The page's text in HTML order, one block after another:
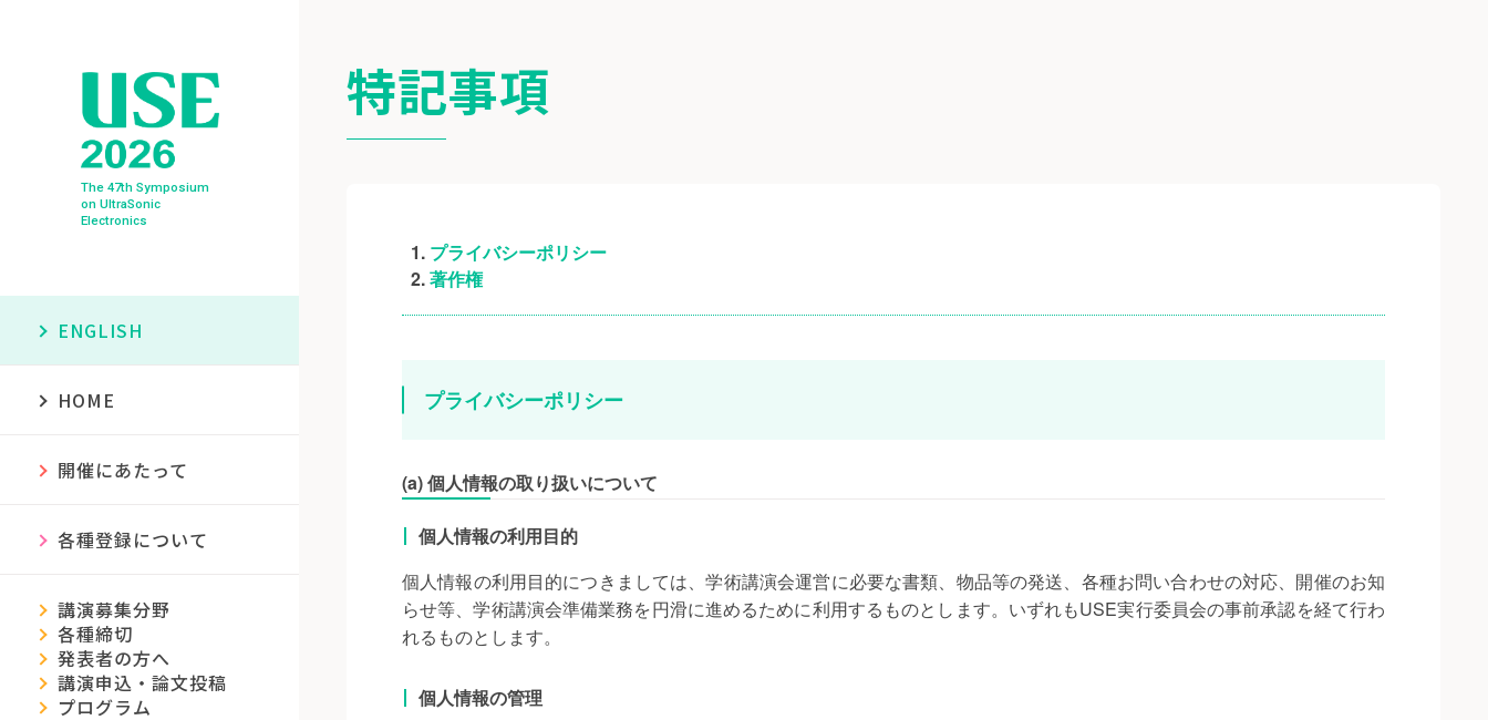
The 47th Symposium
on UltraSonic
Electronics
ENGLISH
HOME
開催にあたって
各種登録について
講演募集分野
各種締切
発表者の方へ
講演申込・論文投稿
プログラム
特記事項
プライバシーポリシー
著作権
プライバシーポリシー
(a) 個人情報の取り扱いについて
個人情報の利用目的
個人情報の利用目的につきましては、学術講演会運営に必要な書類、物品等の発送、各種お問い合わせの対応、開催のお知
らせ等、学術講演会準備業務を円滑に進めるために利用するものとします。いずれもUSE実行委員会の事前承認を経て行わ
れるものとします。
個人情報の管理